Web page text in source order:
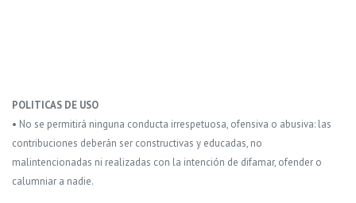
POLITICAS DE USO
• No se permitirá ninguna conducta irrespetuosa, ofensiva o abusiva: las
contribuciones deberán ser constructivas y educadas, no
malintencionadas ni realizadas con la intención de difamar, ofender o
calumniar a nadie.